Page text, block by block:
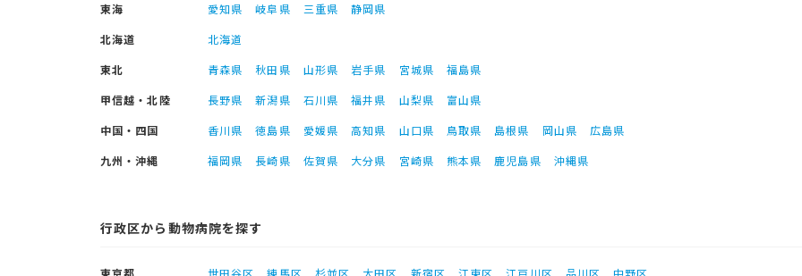
東海
愛知県 岐阜県 三重県
静岡県
北海道
北海道
東北
青森県 秋田県 山形県 岩手県 宮城県
福島県
甲信越・北陸
長野県 新潟県 石川県 福井県 山梨県
富山県
中国・四国
香川県 徳島県 愛媛県 高知県 山口県 鳥取県 島根県 岡山県
広島県
九州・沖縄
福岡県 長崎県 佐賀県 大分県 宮崎県 熊本県 鹿児島県 沖縄県
行政区から動物病院を探す
東京都 世田谷区 練馬区 杉並区 大田区 新宿区 江東区 江戸川区 品川区
中野区